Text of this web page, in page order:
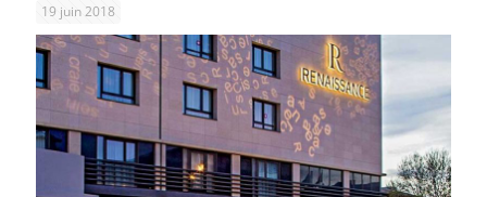
19 juin 2018